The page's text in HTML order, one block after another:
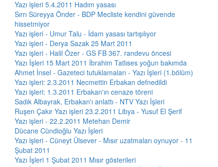
Yazı işleri 5.4.2011 Hadım yasası
Sırrı Süreyya Önder - BDP Mecliste kendini güvende
hissetmiyor
Yazı işleri - Umur Talu - İdam yasası tartışılıyor
Yazı işleri - Derya Sazak 25 Mart 2011
Yazı işleri - Halil Özer - GS FB 367. randevu öncesi
Yazı İşleri 15 Mart 2011 İbrahim Tatlıses yoğun bakımda
Ahmet İnsel - Gazeteci tutuklamaları - Yazı İşleri (1.bölüm)
Yazı işleri: 2.3.2011 Necmettin Erbakan defnedildi
Yazı işleri: 1.3.2011 Erbakan'ın cenaze töreni
Sadık Albayrak, Erbakan'ı anlattı - NTV Yazı İşleri
Ruşen Çakır Yazı işleri 23.2.2011 Libya - Yusuf El Şerif
Yazı işleri - 22.2.2011 Metehan Demir
Dücane Cündioğlu Yazı İşleri
Yazı işleri - Cüneyt Ülsever - Mısır uzatmaları oynuyor - 11
Şubat 2011
Yazı İşleri 1 Şubat 2011 Mısır gösterileri